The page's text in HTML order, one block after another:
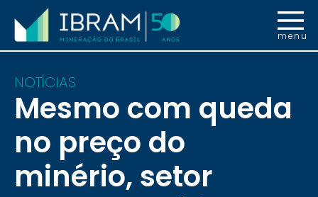
menu
NOTÍCIAS
Mesmo com queda
no preço do
minério, setor